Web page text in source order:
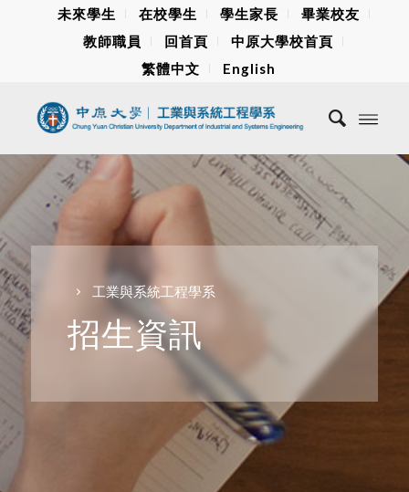
未來學生 在校學生 學生家長
畢業校友
教師職員
回首頁
中原大學校首頁
繁體中文
English
工業與系統工程學系
招生資訊